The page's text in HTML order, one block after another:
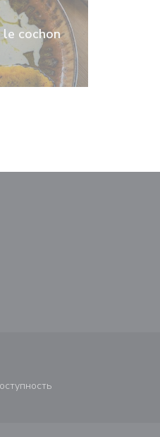
cochon
в новом окне))
((открывается в новом окне))